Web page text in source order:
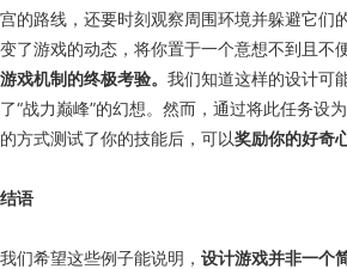
宫的路线，还要时刻观察周围环境并躲避它们
变了游戏的动态，将你置于一个意想不到且不
游戏机制的终极考验。 我们知道这样的设计可
了“战力巅峰”的幻想。然而，通过将此任务设
的方式测试了你的技能后，可以奖励你的好奇
结语
我们希望这些例子能说明， 设计游戏并非一个